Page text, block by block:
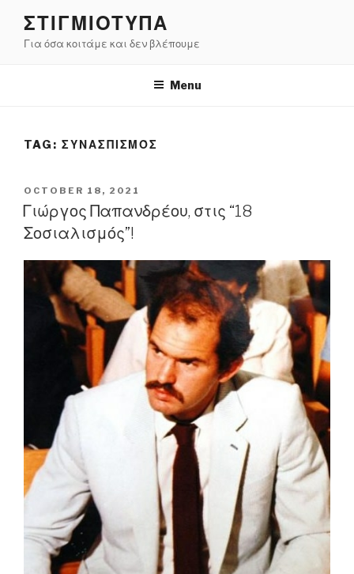
content
ΣΤΙΓΜΙΟΤΥΠΑ
Για όσα κοιτάμε και δεν βλέπουμε
Menu
TAG: ΣΥΝΑΣΠΙΣΜΌΣ
POSTED
ON
OCTOBER 18, 2021
Γιώργος Παπανδρέου, στις “18
Σοσιαλισμός”!